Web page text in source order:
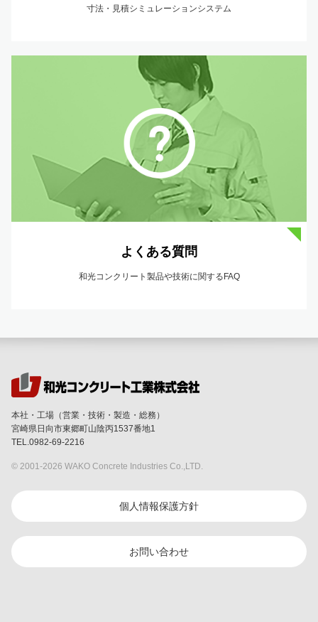
寸法・見積シミュレーションシステム
よくある質問
和光コンクリート製品や技術に関するFAQ
本社・工場（営業・技術・製造・総務）
宮崎県日向市東郷町山陰丙1537番地1
TEL.0982-69-2216
© 2001-2026 WAKO Concrete Industries Co.,LTD.
個人情報保護方針
お問い合わせ